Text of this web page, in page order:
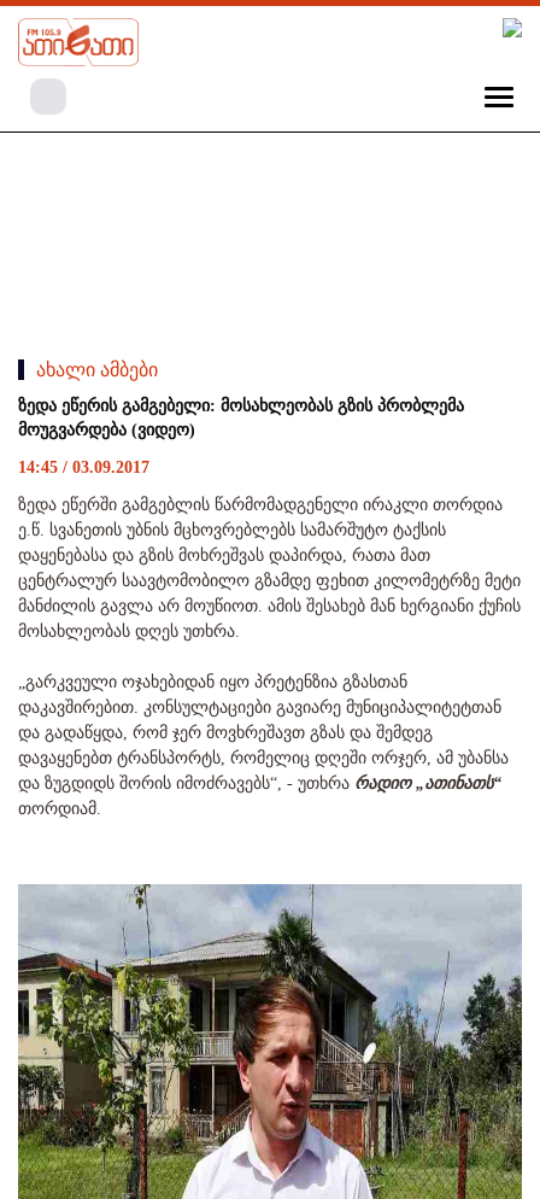
ახალი ამბები
ზედა ეწერის გამგებელი: მოსახლეობას გზის პრობლემა
მოუგვარდება (ვიდეო)
14:45 / 03.09.2017
ზედა ეწერში გამგებლის წარმომადგენელი ირაკლი თორდია
ე.წ. სვანეთის უბნის მცხოვრებლებს სამარშუტო ტაქსის
დაყენებასა და გზის მოხრეშვას დაპირდა, რათა მათ
ცენტრალურ საავტომობილო გზამდე ფეხით კილომეტრზე მეტი
მანძილის გავლა არ მოუწიოთ. ამის შესახებ მან ხერგიანი ქუჩის
მოსახლეობას დღეს უთხრა.
„გარკვეული ოჯახებიდან იყო პრეტენზია გზასთან
დაკავშირებით. კონსულტაციები გავიარე მუნიციპალიტეტთან
და გადაწყდა, რომ ჯერ მოვხრეშავთ გზას და შემდეგ
დავაყენებთ ტრანსპორტს, რომელიც დღეში ორჯერ, ამ უბანსა
და ზუგდიდს შორის იმოძრავებს“, - უთხრა რადიო „ათინათს“
თორდიამ.